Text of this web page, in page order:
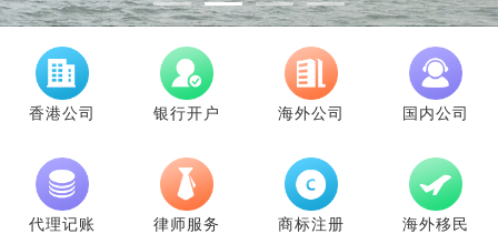
香港公司 银行开户 海外公司 国内公司
代理记账 律师服务 商标注册 海外移民